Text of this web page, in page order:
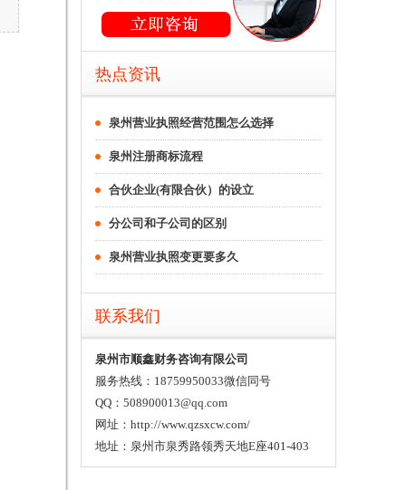
热点资讯
泉州营业执照经营范围怎么选择
泉州注册商标流程
合伙企业(有限合伙）的设立
分公司和子公司的区别
泉州营业执照变更要多久
联系我们
泉州市顺鑫财务咨询有限公司
服务热线：18759950033微信同号
QQ：508900013@qq.com
网址：http://www.qzsxcw.com/
地址：泉州市泉秀路领秀天地E座401-403